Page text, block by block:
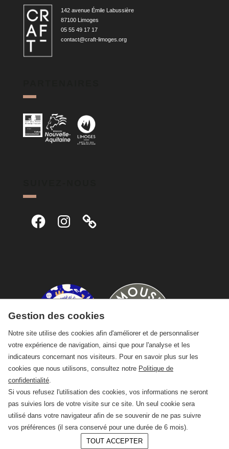
142 avenue Émile Labussière
87100 Limoges
05 55 49 17 17
contact@craft-limoges.org
FacebookInstagram
Gestion des cookies
Notre site utilise des cookies afin d'améliorer et de personnaliser
votre expérience de navigation, ainsi que pour l'analyse et les
indicateurs concernant nos visiteurs. Pour en savoir plus sur les
cookies que nous utilisons, consultez notre Politique de
confidentialité
Si vous refusez l'utilisation des cookies, vos informations ne seront
pas suivies lors de votre visite sur ce site. Un seul cookie sera
utilisé dans votre navigateur afin de se souvenir de ne pas suivre
vos préférences (il sera conservé pour une durée de 6 mois).
TOUT ACCEPTER